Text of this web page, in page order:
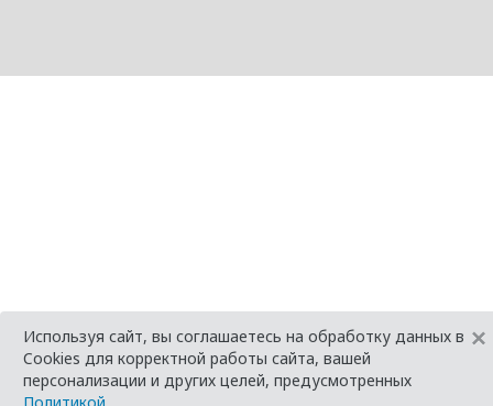
Используя сайт, вы соглашаетесь на обработку данных в
Cookies для корректной работы сайта, вашей
персонализации и других целей, предусмотренных
×